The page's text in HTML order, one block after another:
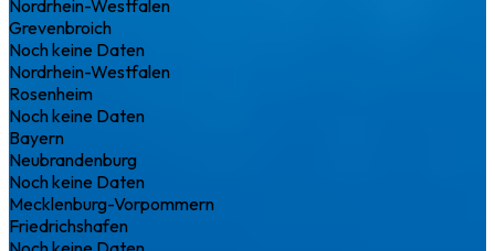
Nordrhein-Westfalen
Grevenbroich
Noch keine Daten
Nordrhein-Westfalen
Rosenheim
Noch keine Daten
Bayern
Neubrandenburg
Noch keine Daten
Mecklenburg-Vorpommern
Friedrichshafen